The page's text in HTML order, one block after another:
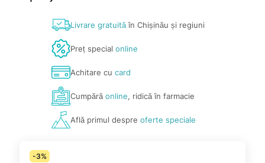
Livrare gratuităîn Chișinău și regiuni
Preț special online
Achitare cu card
Cumpărăonline, ridică în farmacie
Află primul despre oferte speciale
-3%